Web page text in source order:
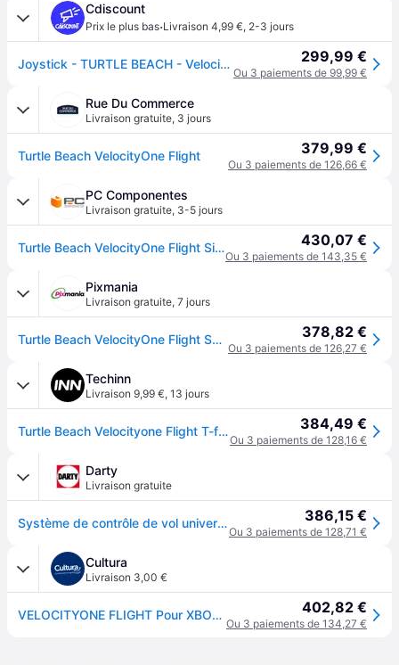
Cdiscount
Prix le plus bas·Livraison 4,99 €, 2-3 jours
Joystick - TURTLE BEACH - VelocityOne Flight - TBS-0715-02 - Noir 299,99 €
Ou 3 paiements de 99,99 €
Rue Du Commerce
Livraison gratuite, 3 jours
Turtle Beach VelocityOne Flight 379,99 €
Ou 3 paiements de 126,66 €
PC Componentes
Livraison gratuite, 3-5 jours
Turtle Beach VelocityOne Flight Simulator FR 430,07 €
Ou 3 paiements de 143,35 €
Pixmania
Livraison gratuite, 7 jours
Turtle Beach VelocityOne Flight Système de contrôle universel pour Xbox Series X|S & Xbox One | Windows 10/11 - Neuf - Noir 378,82 €
Ou 3 paiements de 126,27 €
Techinn
Livraison 9,99 €, 13 jours
Turtle Beach Velocityone Flight T-flight Stick Argenté 384,49 €
Ou 3 paiements de 128,16 €
Darty
Livraison gratuite
Système de contrôle de vol universel Velocity One Flight Noir pour Xbox et PC 386,15 €
Ou 3 paiements de 128,71 €
Cultura
Livraison 3,00 €
VELOCITYONE FLIGHT Pour XBOX et PC 402,82 €
Ou 3 paiements de 134,27 €